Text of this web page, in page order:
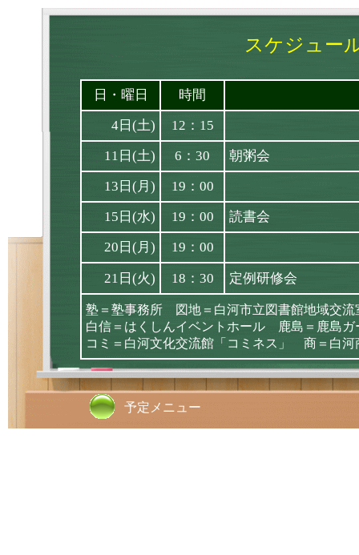
スケジュー
日・曜日
時間
4日(土)
12：15
11日(土)
6：30
朝粥会
13日(月)
19：00
15日(水)
19：00
読書会
20日(月)
19：00
21日(火) 18：30 定例研修会
塾＝塾事務所 図地＝白河市立図書館地域交
白信＝はくしんイベントホール 鹿島＝鹿島
コミ＝白河文化交流館「コミネス」 商＝白
予定メニュー